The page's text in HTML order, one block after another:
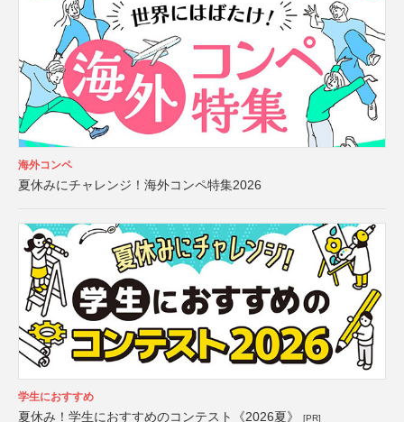
海外コンペ
夏休みにチャレンジ！海外コンペ特集2026
学生におすすめ
夏休み！学生におすすめのコンテスト《2026夏》 [PR]